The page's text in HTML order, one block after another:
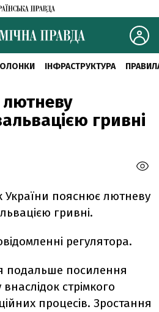
ІНФРАСТРУКТУРА
гривні
України пояснює лютневу
гривні.
регулятора.
подальше посилення
стрімкого
процесів. Зростання